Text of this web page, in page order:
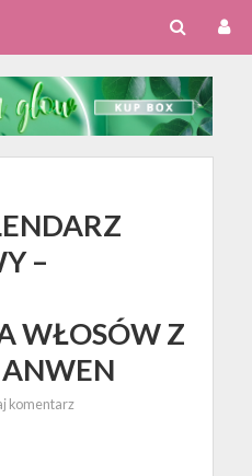
–
WŁOSÓW Z
komentarz